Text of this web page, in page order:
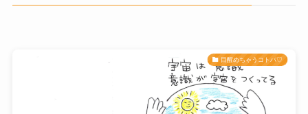
目醒めちゃうコトバ♡